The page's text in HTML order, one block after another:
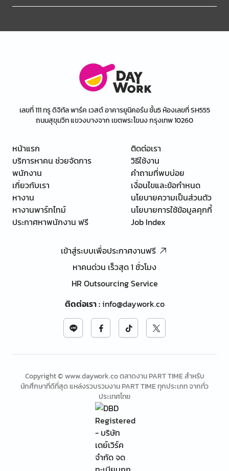
เลขที่ 111 ทรู ดิจิทัล พาร์ค เวสต์ อาคารยูนิคอร์น ชั้น5 ห้องเลขที่ SH555
ถนนสุขุมวิท แขวงบางจาก เขตพระโขนง กรุงเทพ 10260
หน้าแรก
บริการหาคน ช่วยจัดการ
พนักงาน
เกี่ยวกับเรา
หางาน
หางานพาร์ทไทม์
ประกาศหาพนักงาน ฟรี
ติดต่อเรา
วิธีใช้งาน
คำถามที่พบบ่อย
เงื่อนไขและข้อกำหนด
นโยบายความเป็นส่วนตัว
นโยบายการใช้ข้อมูลคุกกี้
Job Index
เข้าสู่ระบบเพื่อประกาศงานฟรี
หาคนด่วน เร็วสุด 1 ชั่วโมง
HR Outsourcing Service
ติดต่อเรา:info@daywork.co
Copyright © www.daywork.co ตลาดงาน PART TIME สำหรับ
นักศึกษาที่ดีที่สุด แหล่งรวบรวมงาน PART TIME ทุกประเภท จากทั่ว
ประเทศไทย